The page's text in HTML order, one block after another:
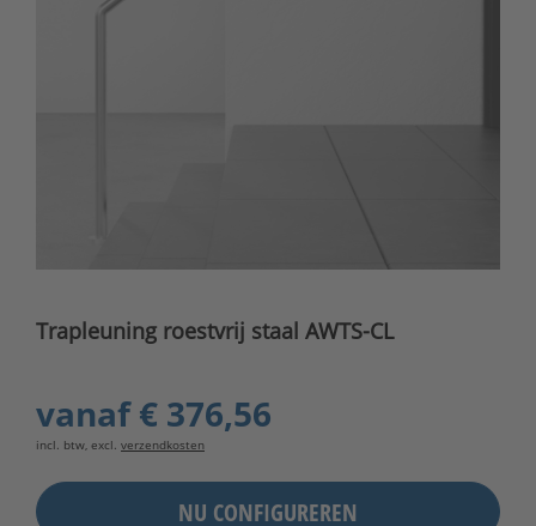
Trapleuning roestvrij staal AWTS-CL
vanaf€ 376,56
incl. btw, excl. verzendkosten
NU CONFIGUREREN